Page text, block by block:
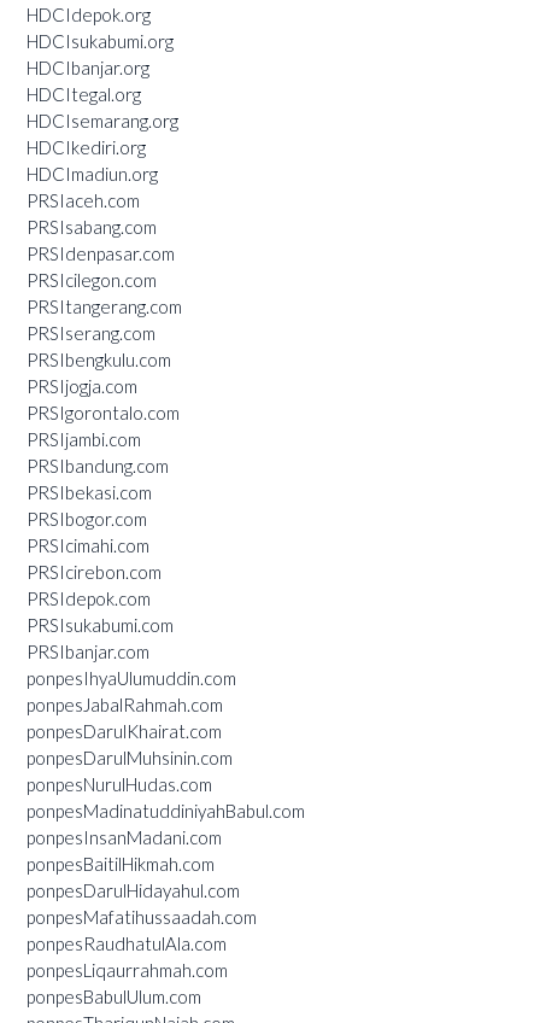
HDCIdepok.org
HDCIsukabumi.org
HDCIbanjar.org
HDCItegal.org
HDCIsemarang.org
HDCIkediri.org
HDCImadiun.org
PRSIaceh.com
PRSIsabang.com
PRSIdenpasar.com
PRSIcilegon.com
PRSItangerang.com
PRSIserang.com
PRSIbengkulu.com
PRSIjogja.com
PRSIgorontalo.com
PRSIjambi.com
PRSIbandung.com
PRSIbekasi.com
PRSIbogor.com
PRSIcimahi.com
PRSIcirebon.com
PRSIdepok.com
PRSIsukabumi.com
PRSIbanjar.com
ponpesIhyaUlumuddin.com
ponpesJabalRahmah.com
ponpesDarulKhairat.com
ponpesDarulMuhsinin.com
ponpesNurulHudas.com
ponpesMadinatuddiniyahBabul.com
ponpesInsanMadani.com
ponpesBaitilHikmah.com
ponpesDarulHidayahul.com
ponpesMafatihussaadah.com
ponpesRaudhatulAla.com
ponpesLiqaurrahmah.com
ponpesBabulUlum.com